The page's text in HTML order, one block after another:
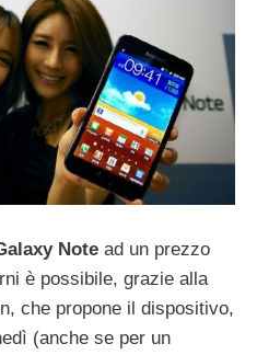
Note ad un prezzo
è possibile, grazie alla
che propone il dispositivo,
(anche se per un